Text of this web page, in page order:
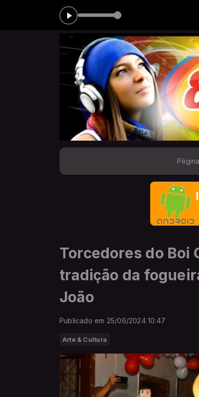
A
Torcedores do Boi
tradição da
João
Publicado em 25/06/2024 10:47
Arte & Cultura